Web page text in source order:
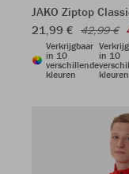
JAKO Ziptop
21,99 € 42,99 €
Verkrijgbaar
in 10
verschillende
kleuren
in 10
kleuren